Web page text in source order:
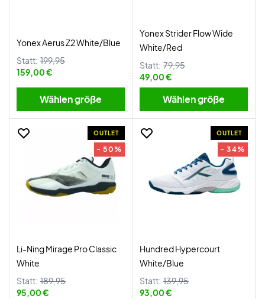
Yonex Aerus Z2 White/Blue
Statt: 199,95
159,00 €
Wählen größe
Yonex Strider Flow Wide
White/Red
Statt: 79,95
49,00 €
Wählen größe
OUTLET
- 50%
Li-Ning Mirage Pro Classic
White
Statt: 189,95
95,00 €
OUTLET
- 34%
Hundred Hypercourt
White/Blue
Statt: 139,95
93,00 €